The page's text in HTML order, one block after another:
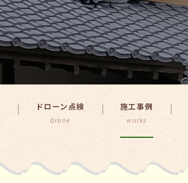
ドローン点検 施工事例